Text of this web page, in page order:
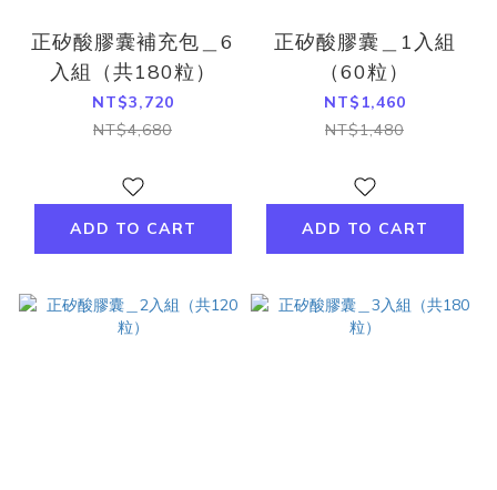
正矽酸膠囊補充包＿6
入組（共180粒）
NT$3,720
NT$4,680
ADD TO CART
正矽酸膠囊＿1入組
（60粒）
NT$1,460
NT$1,480
ADD TO CART